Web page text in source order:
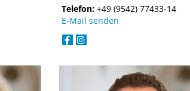
Telefon: +49 (9542) 77433-14
E-Mail senden